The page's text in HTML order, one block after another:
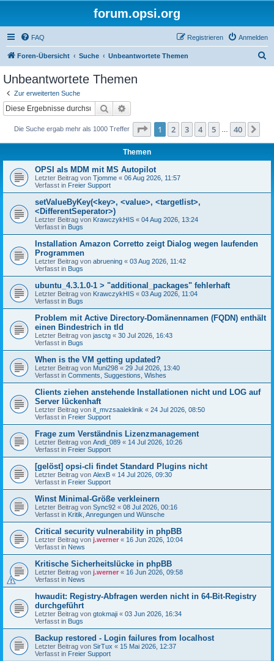
forum.opsi.org
FAQ Anmelden
Registrieren
Foren-Übersicht Suche Unbeantwortete Themen
Unbeantwortete Themen
Zur erweiterten Suche
Suche
Die Suche ergab mehr als 1000 Treffer Seite 1von 40
1 2 3 4 5 40
Themen
OPSI als MDM mit MS Autopilot
Letzter Beitrag von Tjomme « 06 Aug 2026, 11:57
Verfasst in Freier Support
setValueByKey(<key>, <value>, <targetlist>,
<DifferentSeperator>)
Letzter Beitrag von KrawczykHIS « 04 Aug 2026, 13:24
Verfasst in Bugs
Installation Amazon Corretto zeigt Dialog wegen laufenden
Programmen
Letzter Beitrag von abruening « 03 Aug 2026, 11:42
Verfasst in Bugs
ubuntu_4.3.1.0-1 > "additional_packages" fehlerhaft
Letzter Beitrag von KrawczykHIS « 03 Aug 2026, 11:04
Verfasst in Bugs
Problem mit Active Directory-Domänennamen (FQDN) enthält
einen Bindestrich in tld
Letzter Beitrag von jasctg « 30 Jul 2026, 16:43
Verfasst in Bugs
When is the VM getting updated?
Letzter Beitrag von Muni298 « 29 Jul 2026, 13:40
Verfasst in Comments, Suggestions, Wishes
Clients ziehen anstehende Installationen nicht und LOG auf
Server lückenhaft
Letzter Beitrag von it_mvzsaaleklinik « 24 Jul 2026, 08:50
Verfasst in Freier Support
Frage zum Verständnis Lizenzmanagement
Letzter Beitrag von Andi_089 « 14 Jul 2026, 10:26
Verfasst in Freier Support
[gelöst] opsi-cli findet Standard Plugins nicht
Letzter Beitrag von AlexB « 14 Jul 2026, 09:30
Verfasst in Freier Support
Winst Minimal-Größe verkleinern
Letzter Beitrag von Sync92 « 08 Jul 2026, 00:16
Verfasst in Kritik, Anregungen und Wünsche
Critical security vulnerability in phpBB
Letzter Beitrag von j.werner « 16 Jun 2026, 10:04
Verfasst in News
Kritische Sicherheitslücke in phpBB
Letzter Beitrag von j.werner « 16 Jun 2026, 09:58
Verfasst in News
hwaudit: Registry-Abfragen werden nicht in 64-Bit-Registry
durchgeführt
Letzter Beitrag von gtokmaji « 03 Jun 2026, 16:34
Verfasst in Bugs
Backup restored - Login failures from localhost
Letzter Beitrag von SirTux « 15 Mai 2026, 12:37
Verfasst in Freier Support